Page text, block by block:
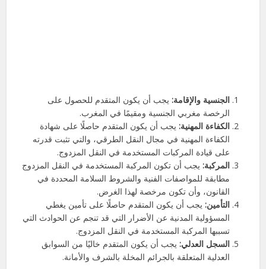
الجنسية والإقامة: يجب أن يكون المتقدم للحصول على
الرخصة مغربي الجنسية ومقيمًا في المغرب.
الكفاءة المهنية: يجب أن يكون المتقدم حاصلًا على شهادة
الكفاءة المهنية في مجال النقل الطرقي، والتي تثبت قدرته
على قيادة المركبات المستخدمة في النقل المزدوج.
المركبة: يجب أن تكون المركبة المستخدمة في النقل المزدوج
مطابقة للمواصفات الفنية والشروط السلامة المحددة في
القانون، وأن تكون مرخصة لهذا الغرض.
التأمين: يجب أن يكون المتقدم حاصلًا على تأمين يغطي
المسؤولية المدنية عن الأضرار التي قد تنجم عن الحوادث التي
تسببها المركبة المستخدمة في النقل المزدوج.
السجل العدلي: يجب أن يكون المتقدم خاليًا من السوابق
العدلية المتعلقة بالجرائم المخلة بالشرف والأمانة.